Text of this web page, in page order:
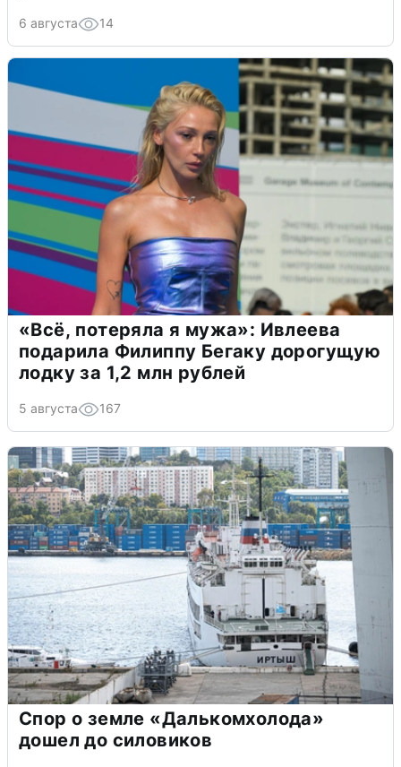
6 августа 14
«Всё, потеряла я мужа»: Ивлеева
подарила Филиппу Бегаку дорогущую
лодку за 1,2 млн рублей
5 августа 167
Спор о земле «Далькомхолода»
дошел до силовиков